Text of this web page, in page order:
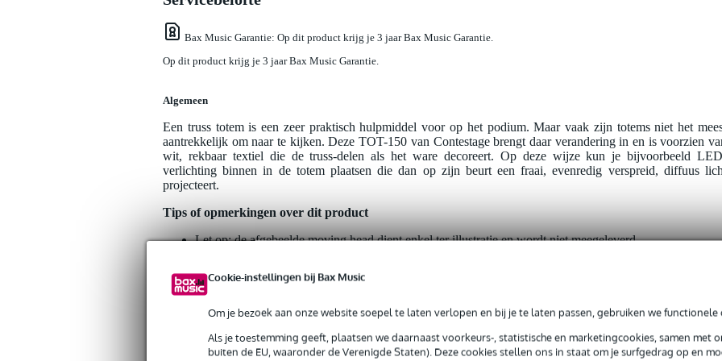
Cookie-instellingen bij Bax Music
Om je bezoek aan onze website soepel te laten verlopen en bij je te laten passen, gebruiken we functionele
Als je toestemming geeft, plaatsen we daarnaast voorkeurs-, statistische en marketingcookies, samen met
buiten de EU, waaronder de Verenigde Staten). Deze cookies stellen ons in staat om je surfgedrag op en
Bax Music Garantie: Op dit product krijg je 3 jaar Bax Music Garantie.
Op dit product krijg je 3 jaar Bax Music Garantie.
Algemeen
Een truss totem is een zeer praktisch hulpmiddel voor op het podium. Maar vaak zijn totems niet het
aantrekkelijk om naar te kijken. Deze TOT-150 van Contestage brengt daar verandering in en is voorzien
wit, rekbaar textiel die de truss-delen als het ware decoreert. Op deze wijze kun je bijvoorbeeld
verlichting binnen in de totem plaatsen die dan op zijn beurt een fraai, evenredig verspreid, diffuus
projecteert.
Tips of opmerkingen over dit product
Let op: de afgebeelde moving head dient enkel ter illustratie en wordt niet meegeleverd.
Productkenmerken